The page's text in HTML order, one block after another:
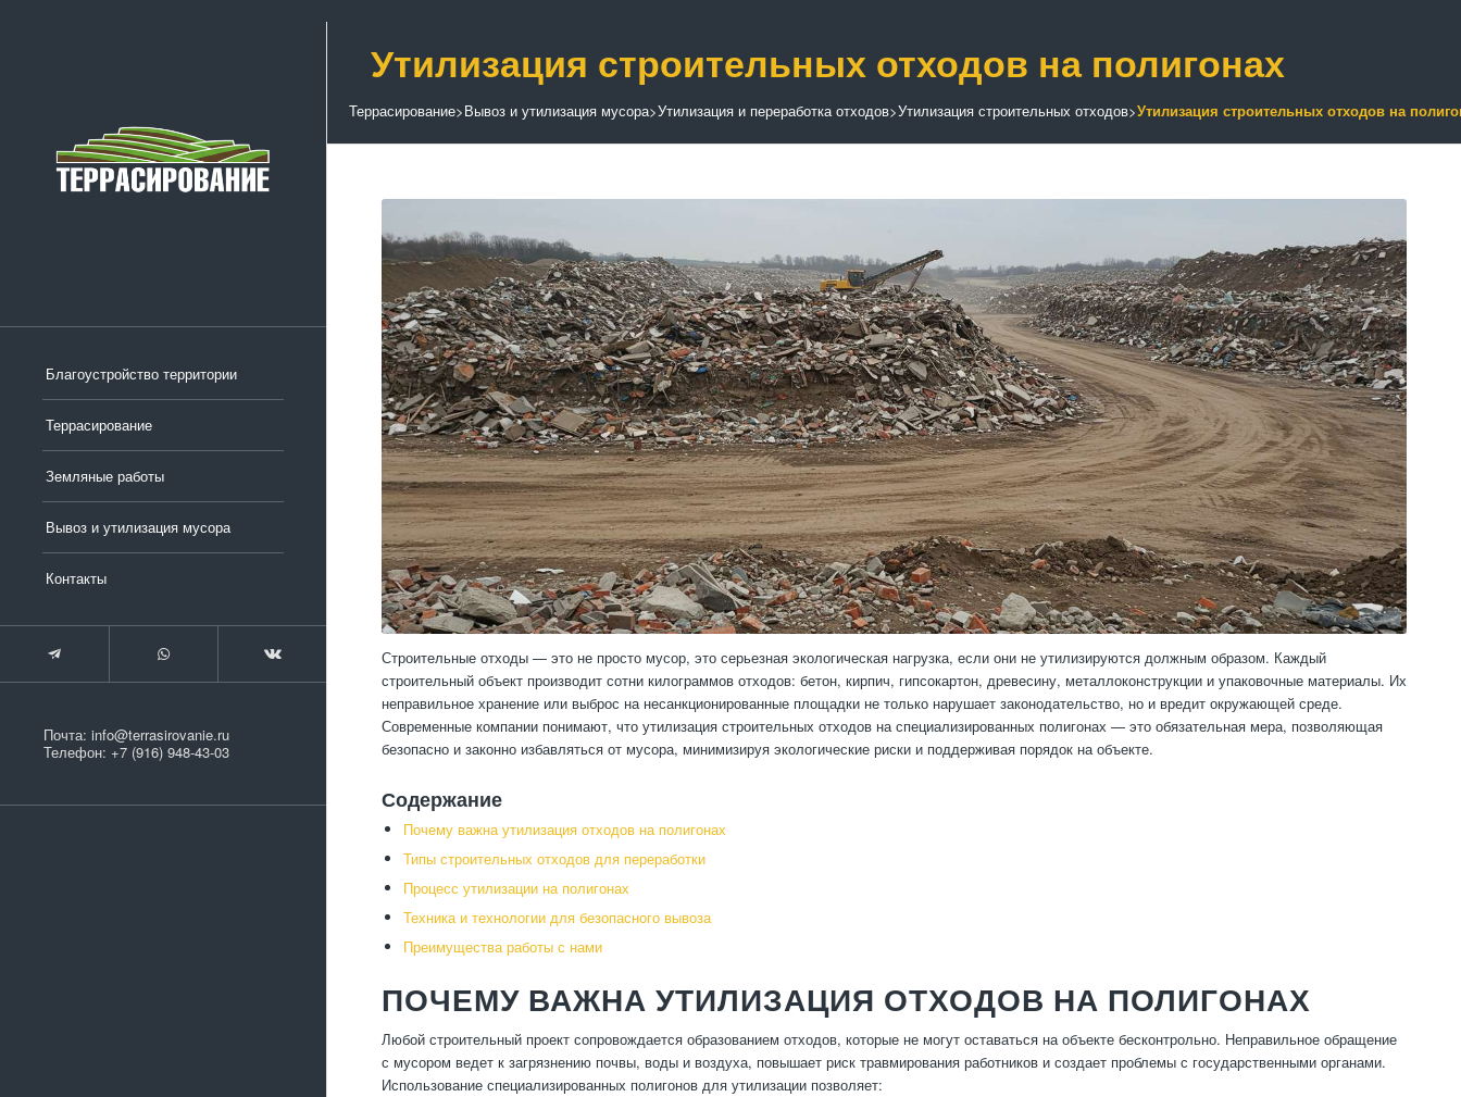
Благоустройство территории
Террасирование
Земляные работы
Вывоз и утилизация мусора
Контакты
Почта: info@terrasirovanie.ru
Телефон: +7 (916) 948-43-03
Утилизация строительных отходов на полигонах
Террасирование>Вывоз и утилизация мусора>Утилизация и переработка отходов>Утилизация строительных отходов>Утилизация строительных отходов на
Строительные отходы — это не просто мусор, это серьезная экологическая нагрузка, если они не утилизируются должным образом. Каждый
строительный объект производит сотни килограммов отходов: бетон, кирпич, гипсокартон, древесину, металлоконструкции и упаковочные материалы. Их
неправильное хранение или выброс на несанкционированные площадки не только нарушает законодательство, но и вредит окружающей среде.
Современные компании понимают, что утилизация строительных отходов на специализированных полигонах — это обязательная мера, позволяющая
безопасно и законно избавляться от мусора, минимизируя экологические риски и поддерживая порядок на объекте.
Содержание
Почему важна утилизация отходов на полигонах
Типы строительных отходов для переработки
Процесс утилизации на полигонах
Техника и технологии для безопасного вывоза
Преимущества работы с нами
ПОЧЕМУ ВАЖНА УТИЛИЗАЦИЯ ОТХОДОВ НА ПОЛИГОНАХ
Любой строительный проект сопровождается образованием отходов, которые не могут оставаться на объекте бесконтрольно. Неправильное обращение
с мусором ведет к загрязнению почвы, воды и воздуха, повышает риск травмирования работников и создает проблемы с государственными органами.
Использование специализированных полигонов для утилизации позволяет: